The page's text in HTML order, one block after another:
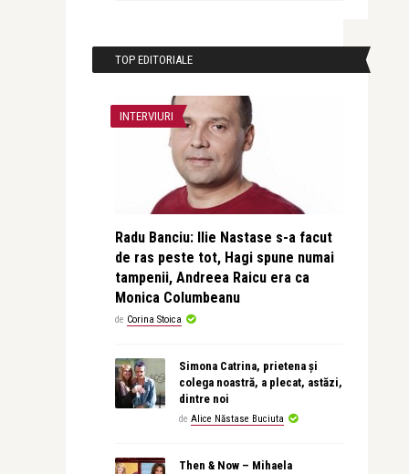
TOP EDITORIALE
INTERVIURI
Radu Banciu: Ilie Nastase s-a facut
de ras peste tot, Hagi spune numai
tampenii, Andreea Raicu era ca
Monica Columbeanu
de Corina Stoica
Simona Catrina, prietena și
colega noastră, a plecat, astăzi,
dintre noi
de Alice Năstase Buciuta
Then & Now – Mihaela